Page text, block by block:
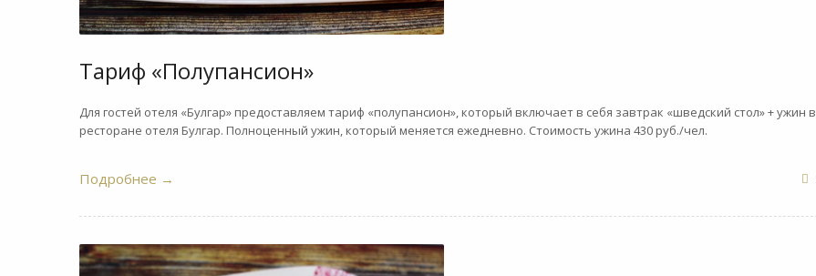
Тариф «Полупансион»
Для гостей отеля «Булгар» предоставляем тариф «полупансион», который включает в себя завтрак «шведский стол» + ужин в
ресторане отеля Булгар. Полноценный ужин, который меняется ежедневно. Стоимость ужина 430 руб./чел.
Подробнее →